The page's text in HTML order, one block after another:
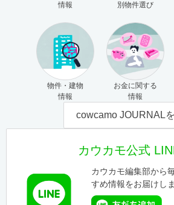
情報
別物件選び
物件・建物
情報
お金に関する
情報
cowcamo JOURNAL
カウカモ公式
カウカモ編集部から
すめ情報をお届けしま